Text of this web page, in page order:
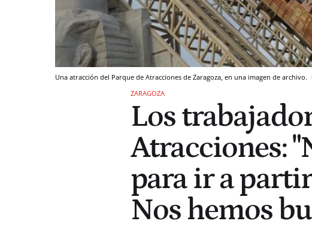
Una atracción del Parque de Atracciones de Zaragoza, en una imagen de archivo.
ZARAGOZA
Los
Atracciones:
para ir a
Nos hemos